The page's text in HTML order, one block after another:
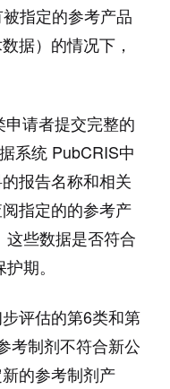
指定的参考产品
据）的情况下，
请者提交完整的
系统 PubCRIS中
报告名称和相关
指定的的参考产
些数据是否符合
期。
评估的第6类和第
考制剂不符合新公
的参考制剂产